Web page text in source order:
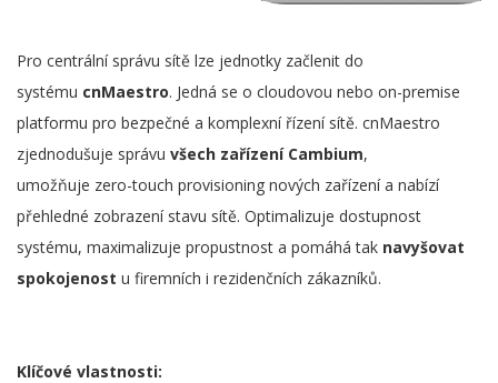
Pro centrální správu sítě lze jednotky začlenit do
systému cnMaestro. Jedná se o cloudovou nebo on-premise
platformu pro bezpečné a komplexní řízení sítě. cnMaestro
zjednodušuje správu všech zařízení Cambium,
umožňuje zero-touch provisioning nových zařízení a nabízí
přehledné zobrazení stavu sítě. Optimalizuje dostupnost
systému, maximalizuje propustnost a pomáhá tak navyšovat
spokojenost u firemních i rezidenčních zákazníků.
Klíčové vlastnosti: